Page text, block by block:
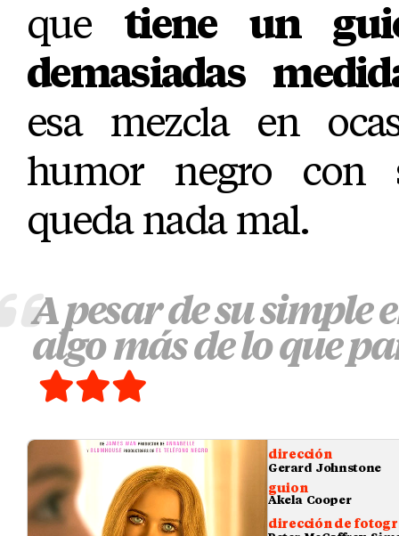
que tiene un
demasiadas
esa mezcla en
humor negro con
queda nada mal.
A pesar de su simple
algo más de lo que
dirección
Gerard Johnstone
guion
Akela Cooper
dirección de